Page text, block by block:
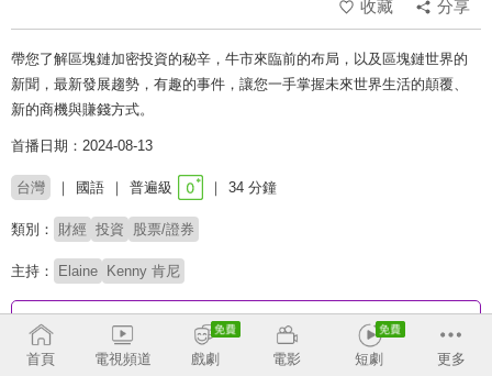
收藏
分享
帶您了解區塊鏈加密投資的秘辛，牛市來臨前的布局，以及區塊鏈世界的
新聞，最新發展趨勢，有趣的事件，讓您一手掌握未來世界生活的顛覆、
新的商機與賺錢方式。
首播日期：2024-08-13
台灣 國語 普遍級 34 分鐘
類別： 財經 投資 股票/證券
主持： Elaine Kenny 肯尼
收回
首頁 電視頻道 戲劇 電影 短劇 更多